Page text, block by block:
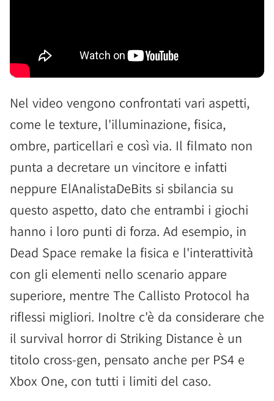
Nel video vengono confrontati vari aspetti,
come le texture, l'illuminazione, fisica,
ombre, particellari e così via. Il filmato non
punta a decretare un vincitore e infatti
neppure ElAnalistaDeBits si sbilancia su
questo aspetto, dato che entrambi i giochi
hanno i loro punti di forza. Ad esempio, in
Dead Space remake la fisica e l'interattività
con gli elementi nello scenario appare
superiore, mentre The Callisto Protocol ha
riflessi migliori. Inoltre c'è da considerare che
il survival horror di Striking Distance è un
titolo cross-gen, pensato anche per PS4 e
Xbox One, con tutti i limiti del caso.